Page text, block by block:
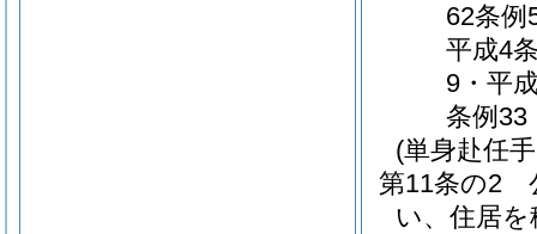
62条例
平成4
9・平
条例33
(単身赴任
第11条の2
い、住居